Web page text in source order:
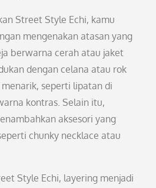
Street Style Echi, kamu
mengenakan atasan yang
berwarna cerah atau jaket
dengan celana atau rok
seperti lipatan di
kontras. Selain itu,
aksesori yang
chunky necklace atau
Style Echi, layering menjadi